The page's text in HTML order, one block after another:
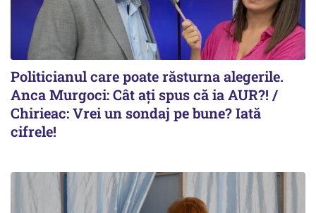
Politicianul care poate răsturna alegerile.
Anca Murgoci: Cât ați spus că ia AUR?! /
Chirieac: Vrei un sondaj pe bune? Iată
cifrele!